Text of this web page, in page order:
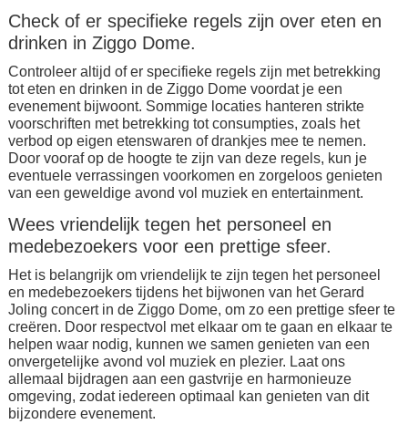
Check of er specifieke regels zijn over eten en
drinken in Ziggo Dome.
Controleer altijd of er specifieke regels zijn met betrekking
tot eten en drinken in de Ziggo Dome voordat je een
evenement bijwoont. Sommige locaties hanteren strikte
voorschriften met betrekking tot consumpties, zoals het
verbod op eigen etenswaren of drankjes mee te nemen.
Door vooraf op de hoogte te zijn van deze regels, kun je
eventuele verrassingen voorkomen en zorgeloos genieten
van een geweldige avond vol muziek en entertainment.
Wees vriendelijk tegen het personeel en
medebezoekers voor een prettige sfeer.
Het is belangrijk om vriendelijk te zijn tegen het personeel
en medebezoekers tijdens het bijwonen van het Gerard
Joling concert in de Ziggo Dome, om zo een prettige sfeer te
creëren. Door respectvol met elkaar om te gaan en elkaar te
helpen waar nodig, kunnen we samen genieten van een
onvergetelijke avond vol muziek en plezier. Laat ons
allemaal bijdragen aan een gastvrije en harmonieuze
omgeving, zodat iedereen optimaal kan genieten van dit
bijzondere evenement.